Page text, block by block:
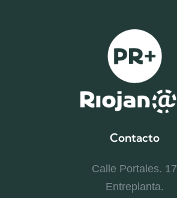
Contacto
Calle Portales. 17
Entreplanta.